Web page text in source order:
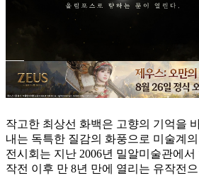
작고한 최상선 화백은 고향의 기억을
내는 독특한 질감의 화풍으로 미술계
전시회는 지난 2006년 밀알미술관에
작전 이후 만 8년 만에 열리는 유작전